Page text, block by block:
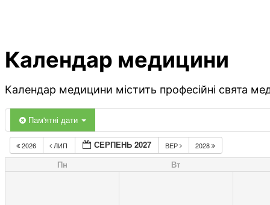
Календар медицини
Календар медицини містить професійні свята
Пам'ятні дати
2026 ЛИП СЕРПЕНЬ 2027 ВЕР 2028
Пн Вт